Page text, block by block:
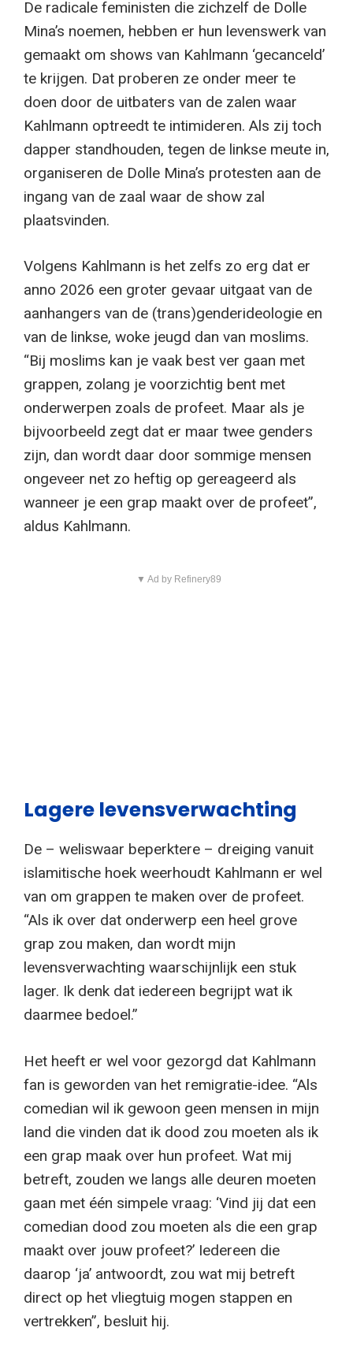
De radicale feministen die zichzelf de Dolle
Mina’s noemen, hebben er hun levenswerk van
gemaakt om shows van Kahlmann ‘gecanceld’
te krijgen. Dat proberen ze onder meer te
doen door de uitbaters van de zalen waar
Kahlmann optreedt te intimideren. Als zij toch
dapper standhouden, tegen de linkse meute in,
organiseren de Dolle Mina’s protesten aan de
ingang van de zaal waar de show zal
plaatsvinden.
Volgens Kahlmann is het zelfs zo erg dat er
anno 2026 een groter gevaar uitgaat van de
aanhangers van de (trans)genderideologie en
van de linkse, woke jeugd dan van moslims.
“Bij moslims kan je vaak best ver gaan met
grappen, zolang je voorzichtig bent met
onderwerpen zoals de profeet. Maar als je
bijvoorbeeld zegt dat er maar twee genders
zijn, dan wordt daar door sommige mensen
ongeveer net zo heftig op gereageerd als
wanneer je een grap maakt over de profeet”,
aldus Kahlmann.
▼ Ad by Refinery89
Lagere levensverwachting
De – weliswaar beperktere – dreiging vanuit
islamitische hoek weerhoudt Kahlmann er wel
van om grappen te maken over de profeet.
“Als ik over dat onderwerp een heel grove
grap zou maken, dan wordt mijn
levensverwachting waarschijnlijk een stuk
lager. Ik denk dat iedereen begrijpt wat ik
daarmee bedoel.”
Het heeft er wel voor gezorgd dat Kahlmann
fan is geworden van het remigratie-idee. “Als
comedian wil ik gewoon geen mensen in mijn
land die vinden dat ik dood zou moeten als ik
een grap maak over hun profeet. Wat mij
betreft, zouden we langs alle deuren moeten
gaan met één simpele vraag: ‘Vind jij dat een
comedian dood zou moeten als die een grap
maakt over jouw profeet?’ Iedereen die
daarop ‘ja’ antwoordt, zou wat mij betreft
direct op het vliegtuig mogen stappen en
vertrekken”, besluit hij.